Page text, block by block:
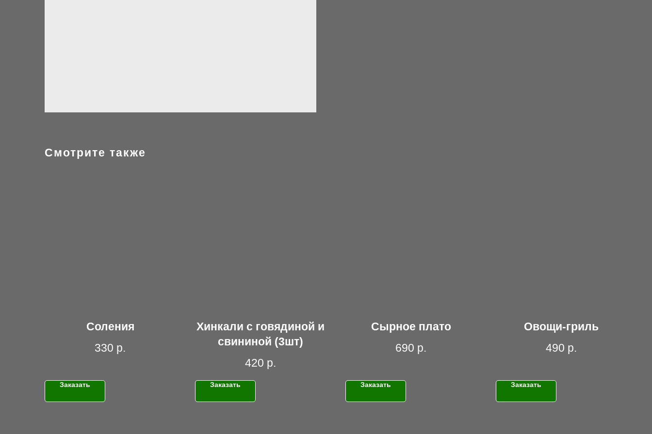
Смотрите также
Соления
330 р.
Заказать
Хинкали с говядиной и
свининой (3шт)
420 р.
Заказать
Сырное плато
690 р.
Заказать
Овощи-гриль
490 р.
Заказать